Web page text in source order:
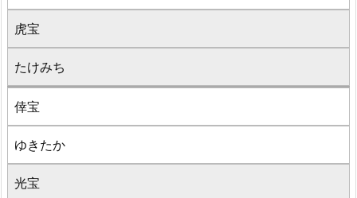
虎宝
たけみち
倖宝
ゆきたか
光宝